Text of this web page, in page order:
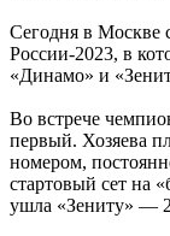
Сегодня в Москве
России-2023, в
«Динамо» и
Во встрече
первый. Хозяева
номером,
стартовый сет на
ушла «Зениту» —